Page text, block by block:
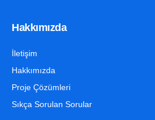
Hakkımızda
İletişim
Hakkımızda
Proje Çözümleri
Sıkça Sorulan Sorular